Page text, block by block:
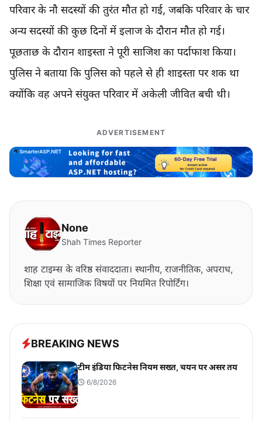
परिवार के नौ सदस्यों की तुरंत मौत हो गई, जबकि परिवार के चार
अन्य सदस्यों की कुछ दिनों में इलाज के दौरान मौत हो गई।
पूछताछ के दौरान शाइस्ता ने पूरी साजिश का पर्दाफाश किया।
पुलिस ने बताया कि पुलिस को पहले से ही शाइस्ता पर शक था
क्योंकि वह अपने संयुक्त परिवार में अकेली जीवित बची थी।
ADVERTISEMENT
None
Shah Times Reporter
शाह टाइम्स के वरिष्ठ संवाददाता। स्थानीय, राजनीतिक, अपराध,
शिक्षा एवं सामाजिक विषयों पर नियमित रिपोर्टिंग।
BREAKING NEWS
टीम इंडिया फिटनेस नियम सख्त, चयन पर असर तय
6/8/2026